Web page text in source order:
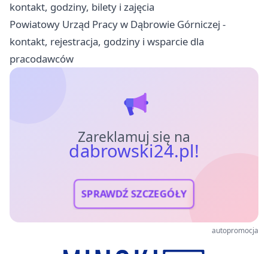
kontakt, godziny, bilety i zajęcia
Powiatowy Urząd Pracy w Dąbrowie Górniczej -
kontakt, rejestracja, godziny i wsparcie dla
pracodawców
Zareklamuj się na
dabrowski24.pl!
SPRAWDŹ SZCZEGÓŁY
autopromocja